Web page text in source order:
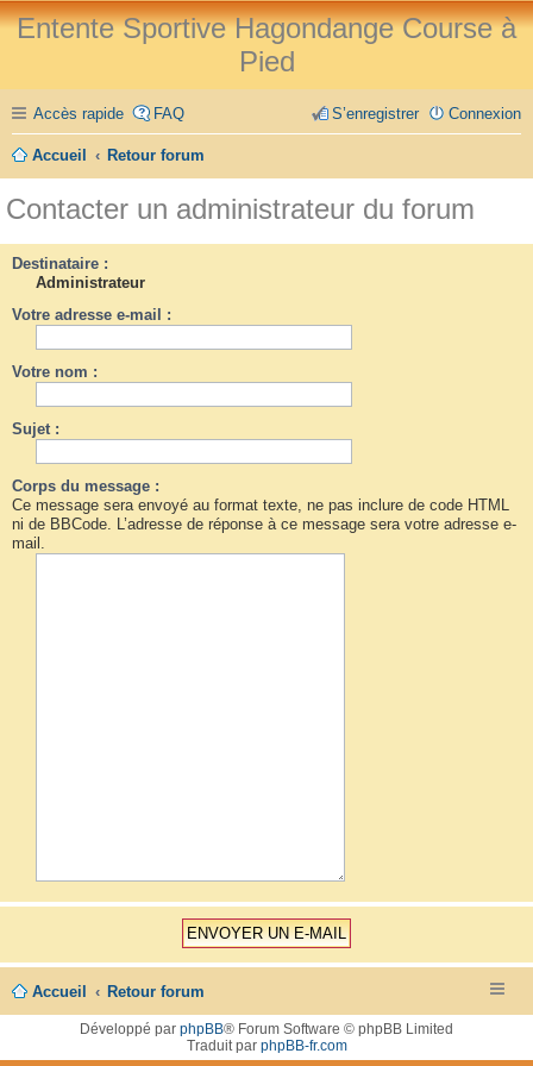
Entente Sportive Hagondange Course à
Pied
Accès rapide FAQ Connexion
S’enregistrer
Accueil Retour forum
Contacter un administrateur du forum
Destinataire :
Administrateur
Votre adresse e-mail :
Votre nom :
Sujet :
Corps du message :
Ce message sera envoyé au format texte, ne pas inclure de code HTML
ni de BBCode. L’adresse de réponse à ce message sera votre adresse e-
mail.
Accueil Retour forum
Développé par phpBB® Forum Software © phpBB Limited
Traduit par phpBB-fr.com